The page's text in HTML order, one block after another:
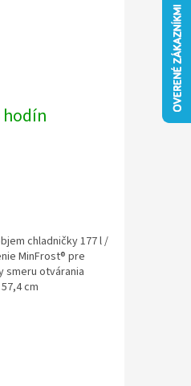
hodín
chladničky 177 l /
MinFrost® pre
smeru otvárania
cm